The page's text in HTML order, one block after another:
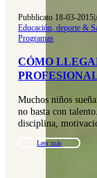
Pubblicato 18-03-2015|
Educación, deporte &
Programas
CÓMO
Muchos niños
no basta con
disciplina,
Leer más